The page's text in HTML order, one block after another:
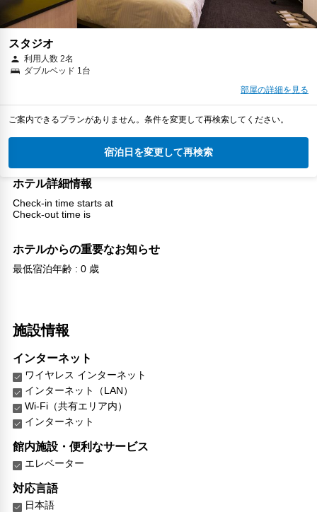
スタジオ
利用人数 2名
ダブルベッド 1台
部屋の詳細を見る
ご案内できるプランがありません。条件を変更して再検索してください。
宿泊日を変更して再検索
ホテル詳細情報
Check-in time starts at
Check-out time is
ホテルからの重要なお知らせ
最低宿泊年齢 : 0 歳
施設情報
インターネット
ワイヤレス インターネット
インターネット（LAN）
Wi-Fi（共有エリア内）
インターネット
館内施設・便利なサービス
エレベーター
対応言語
日本語